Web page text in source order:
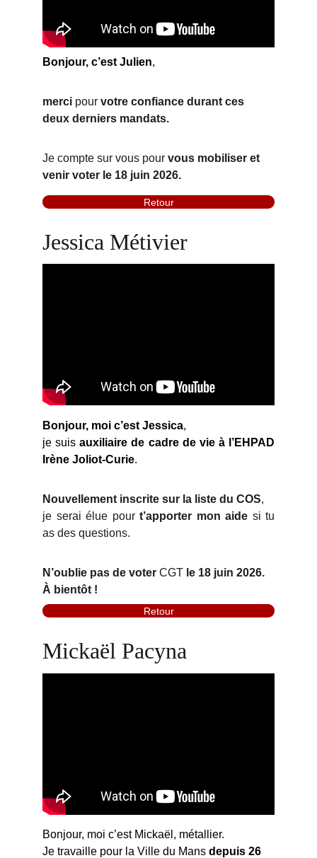
Bonjour, c’est Julien,
merci pour votre confiance durant ces
deux derniers mandats.
Je compte sur vous pour vous mobiliser et
venir voter le 18 juin 2026.
Retour
Jessica Métivier
Bonjour, moi c’est Jessica,
je suisauxiliaire de cadre de vie à l’EHPAD
Irène Joliot-Curie.
Nouvellement inscrite sur la liste du COS,
je serai élue pour t’apporter mon aide si tu
as des questions.
N’oublie pas de voter CGT le 18 juin 2026.
À bientôt !
Retour
Mickaël Pacyna
Bonjour, moi c’est Mickaël, métallier.
Je travaille pour la Ville du Mans depuis 26